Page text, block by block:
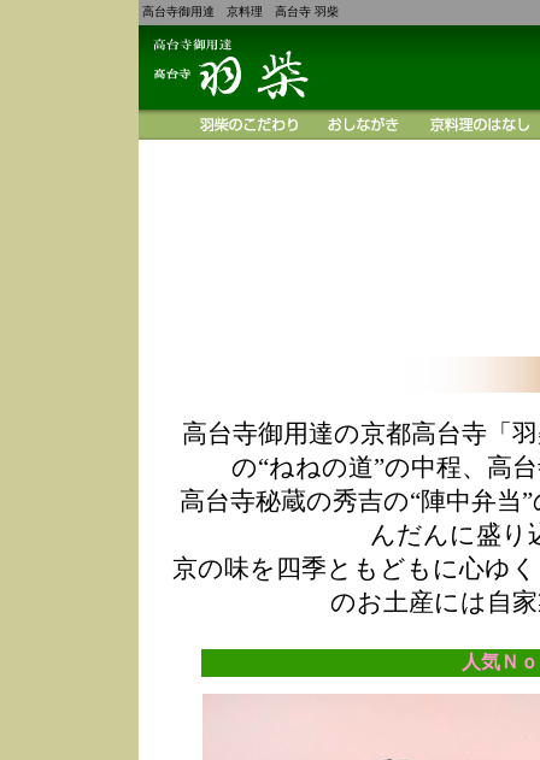
高台寺御用達 京料理 高台寺 羽柴
高台寺御用達の京都高台寺「
の“ねねの道”の中程、高
高台寺秘蔵の秀吉の“陣中弁
んだんに盛り
京の味を四季ともどもに心ゆ
のお土産には自
人気Ｎ